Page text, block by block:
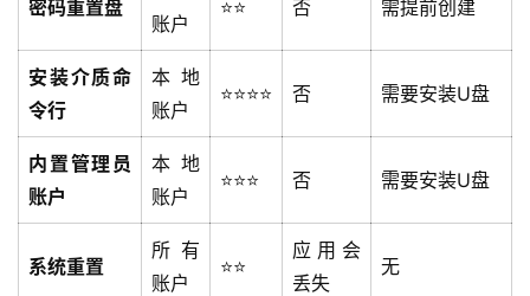
密码重置盘
账户
⭐⭐ 否 需提前创建
安装介质命
令行
本地
账户
⭐⭐⭐⭐ 否 需要安装U盘
内置管理员
账户
本地
账户
⭐⭐⭐ 否 需要安装U盘
系统重置
所有
账户
⭐⭐
应用会
丢失
无